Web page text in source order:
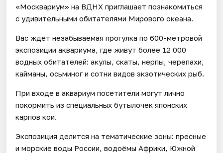
«Москвариум» на ВДНХ приглашает познакомиться
с удивительными обитателями Мирового океана.
Вас ждёт незабываемая прогулка по 600-метровой
экспозиции аквариума, где живут более 12 000
водных обитателей: акулы, скаты, нерпы, черепахи,
кайманы, осьминог и сотни видов экзотических рыб.
При входе в аквариум посетители могут лично
покормить из специальных бутылочек японских
карпов кои.
Экспозиция делится на тематические зоны: пресные
и морские воды России, водоёмы Африки, Южной